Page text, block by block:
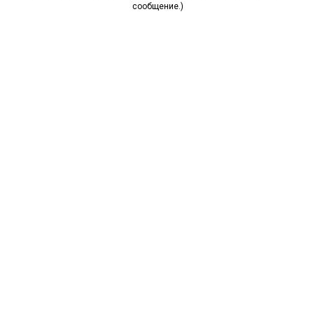
сообщение.)